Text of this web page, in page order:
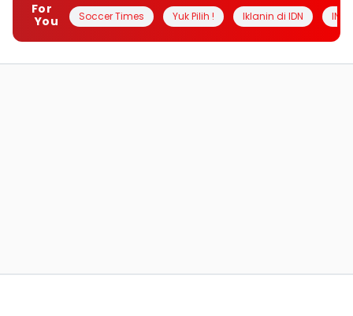
For
You
Soccer Times Yuk Pilih ! Iklanin di IDN